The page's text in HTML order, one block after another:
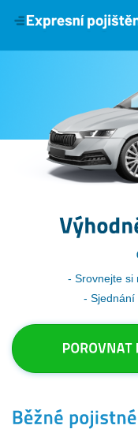
Srovnejte si
Sjednání